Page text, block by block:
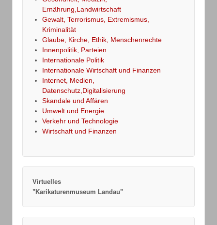
Ernährung,Landwirtschaft
Gewalt, Terrorismus, Extremismus,
Kriminalität
Glaube, Kirche, Ethik, Menschenrechte
Innenpolitik, Parteien
Internationale Politik
Internationale Wirtschaft und Finanzen
Internet, Medien,
Datenschutz,Digitalisierung
Skandale und Affären
Umwelt und Energie
Verkehr und Technologie
Wirtschaft und Finanzen
Virtuelles
"Karikaturenmuseum Landau"